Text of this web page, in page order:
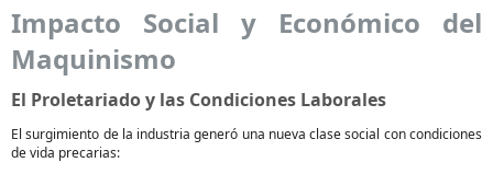
Impacto Social y Económico del
Maquinismo
El Proletariado y las Condiciones Laborales
El surgimiento de la industria generó una nueva clase social con condiciones
de vida precarias: